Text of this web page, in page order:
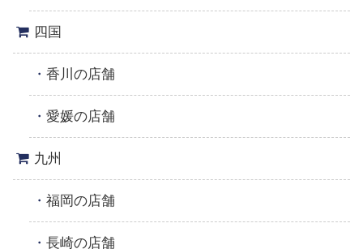
四国
香川の店舗
愛媛の店舗
九州
福岡の店舗
長崎の店舗